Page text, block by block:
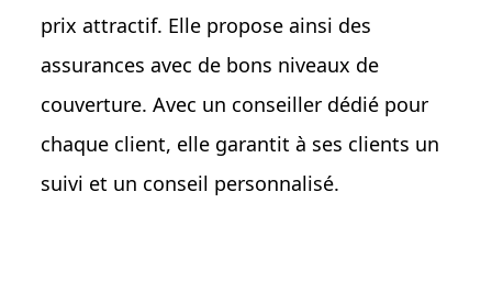
prix attractif. Elle propose ainsi des
assurances avec de bons niveaux de
couverture. Avec un conseiller dédié pour
chaque client, elle garantit à ses clients un
suivi et un conseil personnalisé.